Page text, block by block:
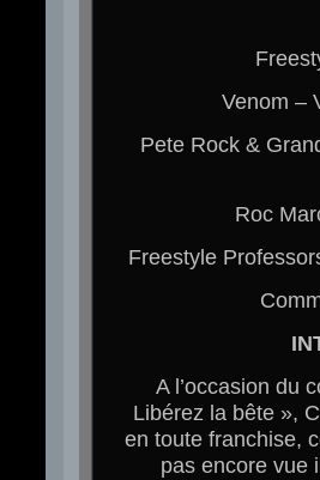
Venom –
Pete Rock &
Roc
Freestyle
A l’occasion du
Libérez la bête »,
en toute franchise,
pas encore vue